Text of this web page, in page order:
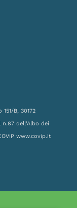
B, 30172
n.87 dell'Albo dei
www.covip.it